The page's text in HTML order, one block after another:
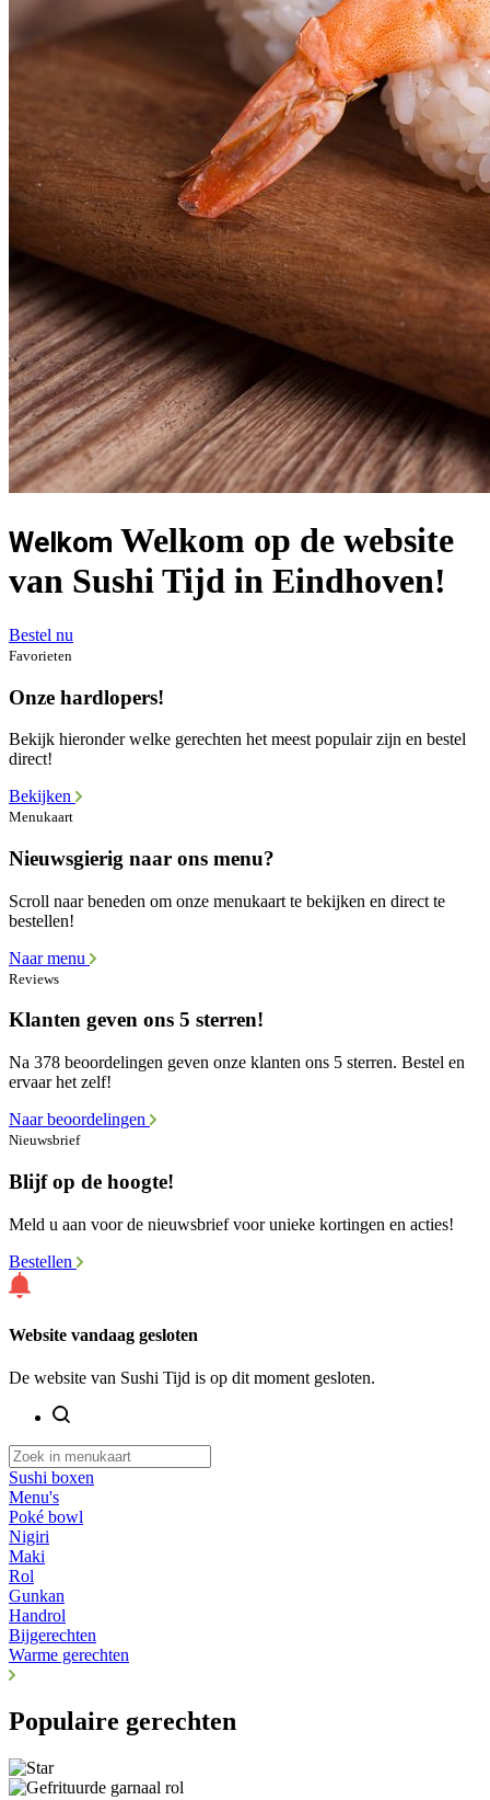
Welkom Welkom op de website
van Sushi Tijd in Eindhoven!
Bestel nu
Favorieten
Onze hardlopers!
Bekijk hieronder welke gerechten het meest populair zijn en bestel
direct!
Bekijken
Menukaart
Nieuwsgierig naar ons menu?
Scroll naar beneden om onze menukaart te bekijken en direct te
bestellen!
Naar menu
Reviews
Klanten geven ons 5 sterren!
Na 378 beoordelingen geven onze klanten ons 5 sterren. Bestel en
ervaar het zelf!
Naar beoordelingen
Nieuwsbrief
Blijf op de hoogte!
Meld u aan voor de nieuwsbrief voor unieke kortingen en acties!
Bestellen
Website vandaag gesloten
De website van Sushi Tijd is op dit moment gesloten.
Sushi boxen
Menu's
Poké bowl
Nigiri
Maki
Rol
Gunkan
Handrol
Bijgerechten
Warme gerechten
Populaire gerechten